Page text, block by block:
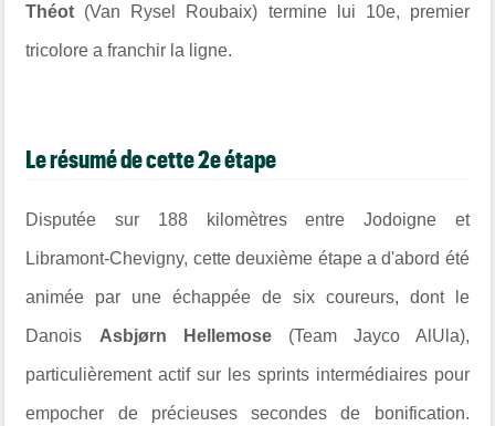
Théot (Van Rysel Roubaix) termine lui 10e, premier
tricolore a franchir la ligne.
Le résumé de cette 2e étape
Disputée sur 188 kilomètres entre Jodoigne et
Libramont-Chevigny, cette deuxième étape a d'abord été
animée par une échappée de six coureurs, dont le
Danois Asbjørn Hellemose(Team Jayco AlUla),
particulièrement actif sur les sprints intermédiaires pour
empocher de précieuses secondes de bonification.